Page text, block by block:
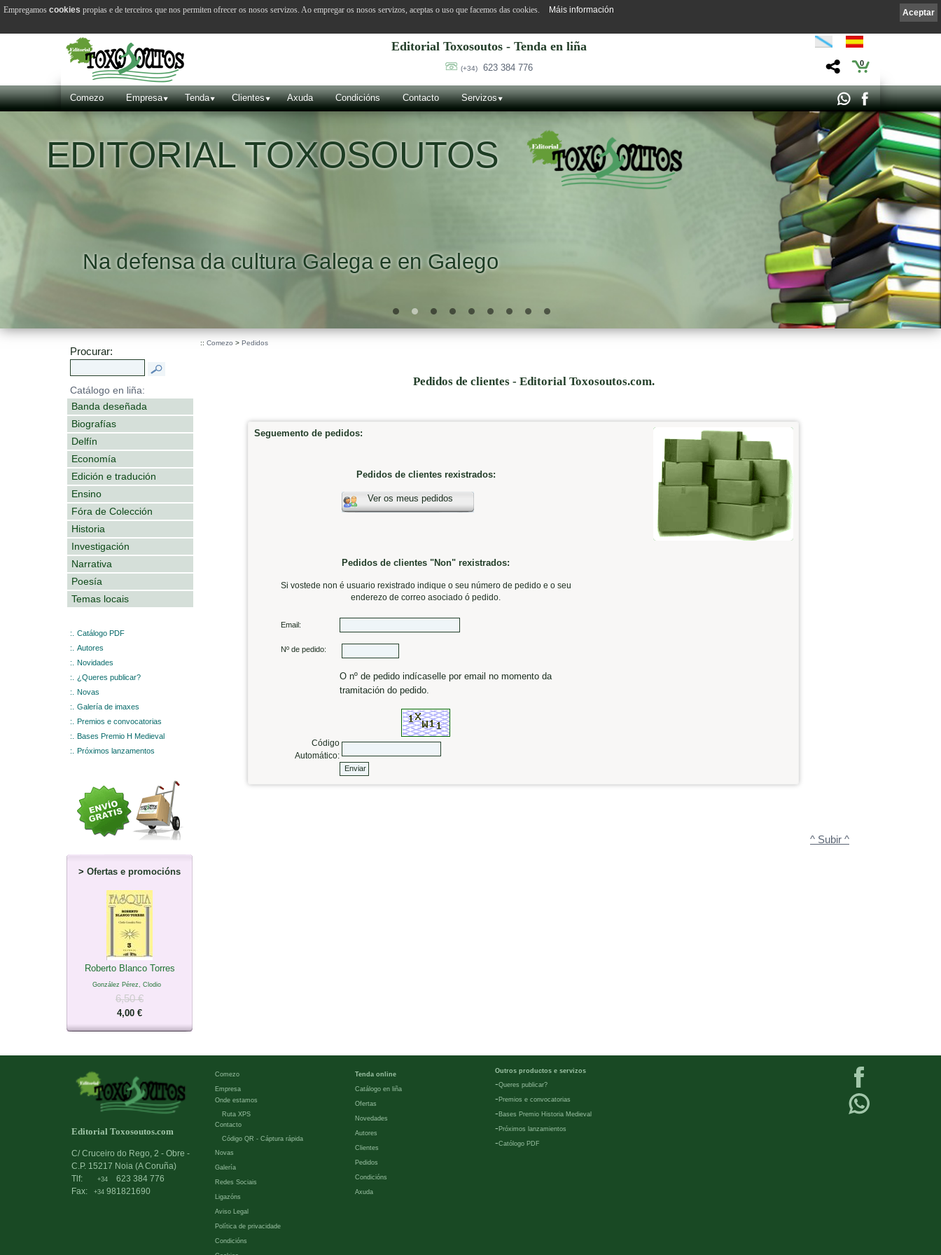
Editorial Toxosoutos - Tenda en liña
(+34) 623 384 776 0
Comezo Empresa Tenda Clientes Axuda Condicións Contacto Servizos
EDITORIAL TOXOSOUTOS
Na defensa da cultura Galega e en Galego
Procurar:
Catálogo en liña:
Banda deseñada
Biografías
Delfín
Economía
Edición e tradución
Ensino
Fóra de Colección
Historia
Investigación
Narrativa
Poesía
Temas locais
:.
Catálogo PDF
:.
Autores
:.
Novidades
:.
¿Queres publicar?
:.
Novas
:.
Galería de imaxes
:.
Premios e convocatorias
:.
Bases Premio H Medieval
:.
Próximos lanzamentos
> Ofertas e promocións
Roberto Blanco Torres
González Pérez, Clodio
6,50 €
4,00 €
:: Comezo > Pedidos
Pedidos de clientes - Editorial Toxosoutos.com.
Seguemento de pedidos:
Pedidos de clientes rexistrados:
Ver os meus pedidos
Pedidos de clientes "Non" rexistrados:
Si vostede non é usuario rexistrado indique o seu número de pedido e o seu
enderezo de correo asociado ó pedido.
Email:
Nº de pedido:
O nº de pedido indícaselle por email no momento da
tramitación do pedido.
Código
Automático:
^ Subir ^
Editorial Toxosoutos.com
C/ Cruceiro do Rego, 2 - Obre -
C.P. 15217 Noia (A Coruña)
Tlf:
+34
623 384 776
Fax:
+34 981821690
Comezo
Empresa
Onde estamos
Ruta XPS
Contacto
Código QR - Cáptura rápida
Novas
Galería
Redes Sociais
Ligazóns
Aviso Legal
Política de privacidade
Condicións
Tenda online
Catálogo en liña
Ofertas
Novedades
Autores
Clientes
Pedidos
Condicións
Axuda
Outros productos e servizos
-Queres publicar?
- Premios e convocatorias
- Bases Premio Historia Medieval
- Próximos lanzamientos
-Católogo PDF
Aceptar
Empregamos cookies propias e de terceiros que nos permiten ofrecer os nosos servizos. Ao empregar os nosos servizos, aceptas o uso que facemos das cookies. Máis información